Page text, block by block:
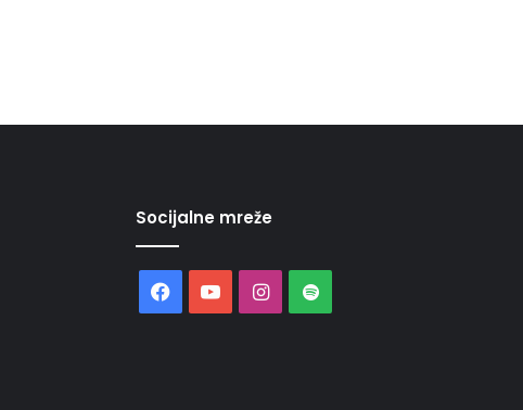
Socijalne mreže
Facebook
YouTubeInstagram
Spotify